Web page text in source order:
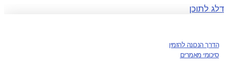
דלג לתוכן
הדרך הנכונה להזמין
סיכומי מאמרים